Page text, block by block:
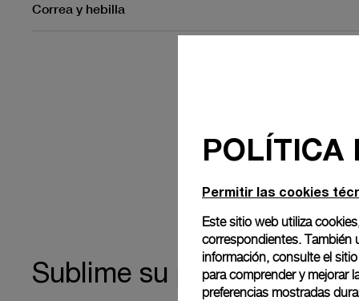
Correa y hebilla
Sublime su propiedad
POLÍTICA
Permitir las cookies
Este sitio web utiliza
correspondientes. También
información, consulte el
para comprender y mejorar
preferencias mostradas